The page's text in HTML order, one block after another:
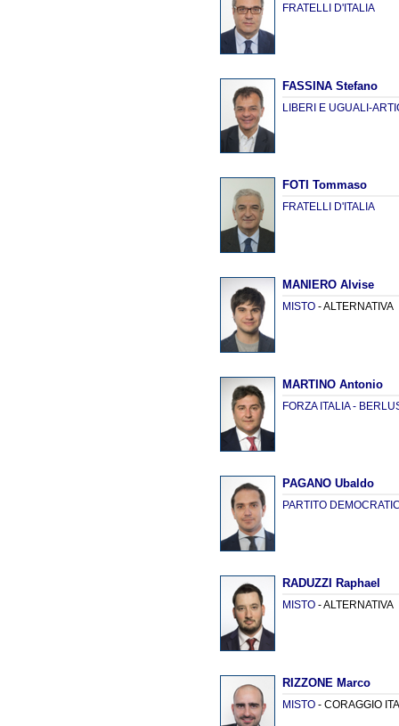
FRATELLI D'ITALIA
FASSINA Stefano
LIBERI E UGUALI-
FOTI Tommaso
FRATELLI D'ITALIA
MANIERO Alvise
MISTO - ALTERNATIVA
MARTINO Antonio
FORZA ITALIA -
PAGANO Ubaldo
PARTITO
RADUZZI Raphael
MISTO - ALTERNATIVA
RIZZONE Marco
MISTO - CORAGGIO